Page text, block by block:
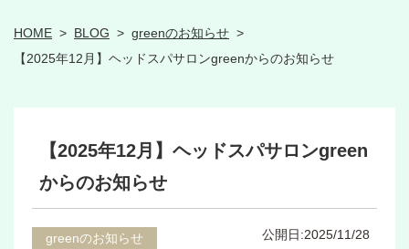
HOME > BLOG > greenのお知らせ >
【2025年12月】ヘッドスパサロンgreenからのお知らせ
【2025年12月】ヘッドスパサロンgreen
からのお知らせ
greenのお知らせ 公開日:2025/11/28